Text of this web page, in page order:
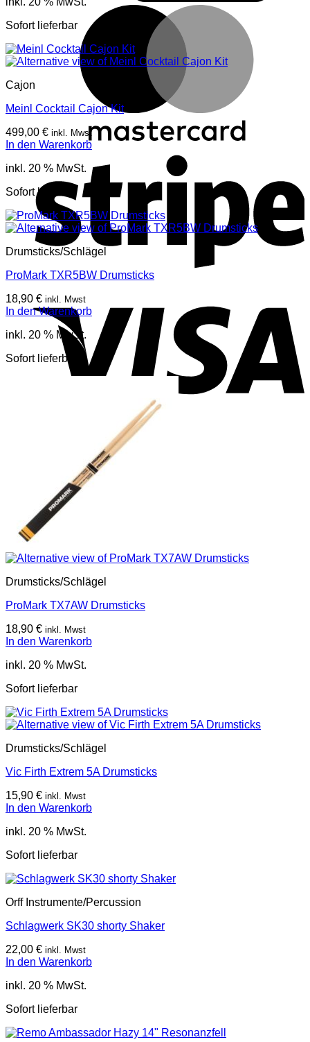
Sofort lieferbar
Cajon
Meinl Cocktail Cajon Kit
499,00 € inkl. Mwst
In den Warenkorb
inkl. 20 % MwSt.
Sofort lieferbar
Drumsticks/Schlägel
ProMark TXR5BW Drumsticks
18,90 € inkl. Mwst
In den Warenkorb
inkl. 20 % MwSt.
Sofort lieferbar
Drumsticks/Schlägel
ProMark TX7AW Drumsticks
18,90 € inkl. Mwst
In den Warenkorb
inkl. 20 % MwSt.
Sofort lieferbar
Drumsticks/Schlägel
Vic Firth Extrem 5A Drumsticks
15,90 € inkl. Mwst
In den Warenkorb
inkl. 20 % MwSt.
Sofort lieferbar
Orff Instrumente/Percussion
Schlagwerk SK30 shorty Shaker
22,00 € inkl. Mwst
In den Warenkorb
inkl. 20 % MwSt.
Sofort lieferbar